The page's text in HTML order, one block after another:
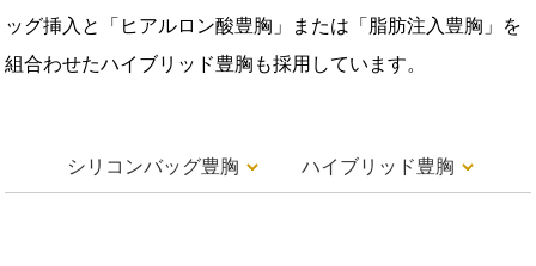
ッグ挿入と「ヒアルロン酸豊胸」または「脂肪注入豊胸」を
組合わせたハイブリッド豊胸も採用しています。
シリコンバッグ豊胸 ハイブリッド豊胸